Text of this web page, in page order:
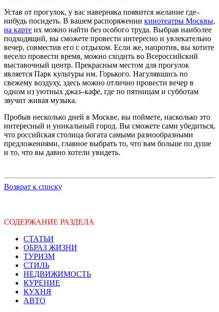
Устав от прогулок, у вас наверняка появится желание где–
нибудь посидеть. В вашем распоряжении кинотеатры Москвы,
на карте их можно найти без особого труда. Выбрав наиболее
подходящий, вы сможете провести интересно и увлекательно
вечер, совместив его с отдыхом. Если же, напротив, вы хотите
весело провести время, можно сходить во Всероссийский
выставочный центр. Прекрасным местом для прогулок
является Парк культуры им. Горького. Нагулявшись по
свежему воздуху, здесь можно отлично провести вечер в
одном из уютных джаз–кафе, где по пятницам и субботам
звучит живая музыка.
Пробыв несколько дней в Москве, вы поймете, насколько это
интересный и уникальный город. Вы сможете сами убедиться,
что российская столица богата самыми разнообразными
предложениями, главное выбрать то, что вам больше по душе
и то, что вы давно хотели увидеть.
Возврат к списку
СОДЕРЖАНИЕ РАЗДЕЛА
СТАТЬИ
ОБРАЗ ЖИЗНИ
ТУРИЗМ
СТИЛЬ
НЕДВИЖИМОСТЬ
КУРЕНИЕ
КУХНЯ
АВТО